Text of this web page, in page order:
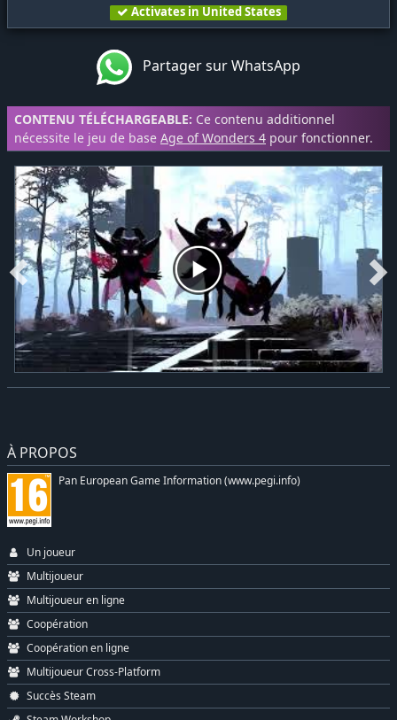
Activates in United States
Partager sur WhatsApp
CONTENU TÉLÉCHARGEABLE: Ce contenu additionnel
nécessite le jeu de base Age of Wonders 4 pour fonctionner.
À PROPOS
Pan European Game Information (www.pegi.info)
Un joueur
Multijoueur
Multijoueur en ligne
Coopération
Coopération en ligne
Multijoueur Cross-Platform
Succès Steam